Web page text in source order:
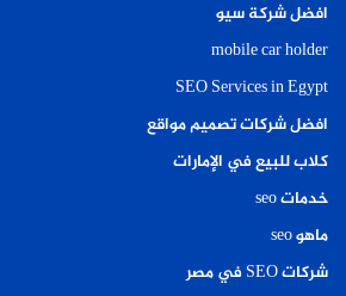
افضل شركة سيو
mobile car holder
SEO Services in Egypt
افضل شركات تصميم مواقع
كلاب للبيع في الإمارات
خدمات seo
ماهو seo
شركات SEO في مصر